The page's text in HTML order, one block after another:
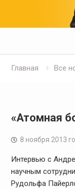
Главная Все
«Атомная
8 ноября 2013
Интервью с
научным
Рудольфа